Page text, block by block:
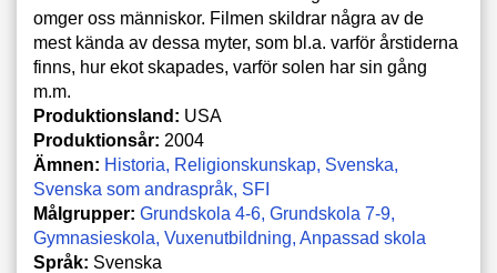
omger oss människor. Filmen skildrar några av de
mest kända av dessa myter, som bl.a. varför årstiderna
finns, hur ekot skapades, varför solen har sin gång
m.m.
Produktionsland: USA
Produktionsår: 2004
Ämnen: Historia Religionskunskap Svenska
Svenska som andraspråk SFI
Målgrupper: Grundskola 4-6 Grundskola 7-9
Gymnasieskola Vuxenutbildning Anpassad skola
Språk: Svenska